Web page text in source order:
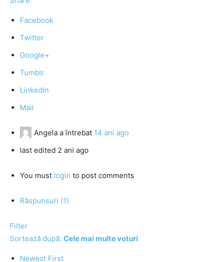
Facebook
Twitter
Google+
Tumblr
LinkedIn
Mail
Angela a întrebat 14 ani ago
last edited 2 ani ago
You must login to post comments
Răspunsuri (1)
Filter
Sortează după: Cele mai multe voturi
Newest First